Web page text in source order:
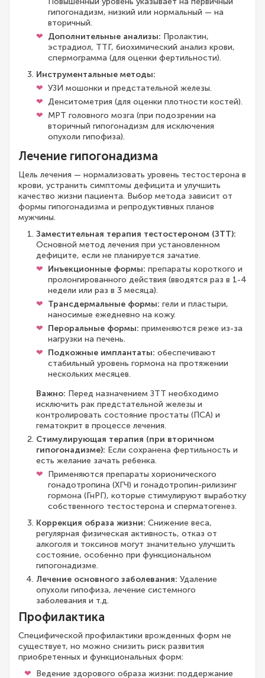
гипогонадизм, низкий или нормальный — на
вторичный.
Дополнительные анализы: Пролактин,
эстрадиол, ТТГ, биохимический анализ крови,
спермограмма (для оценки фертильности).
Инструментальные методы:
УЗИ мошонки и предстательной железы.
Денситометрия (для оценки плотности костей).
МРТ головного мозга (при подозрении на
вторичный гипогонадизм для исключения
опухоли гипофиза).
Лечение гипогонадизма
Цель лечения — нормализовать уровень тестостерона в
крови, устранить симптомы дефицита и улучшить
качество жизни пациента. Выбор метода зависит от
формы гипогонадизма и репродуктивных планов
мужчины.
Заместительная терапия тестостероном (ЗТТ):
Основной метод лечения при установленном
дефиците, если не планируется зачатие.
Инъекционные формы: препараты короткого и
пролонгированного действия (вводятся раз в 1-4
недели или раз в 3 месяца).
Трансдермальные формы: гели и пластыри,
наносимые ежедневно на кожу.
Пероральные формы: применяются реже из-за
нагрузки на печень.
Подкожные имплантаты: обеспечивают
стабильный уровень гормона на протяжении
нескольких месяцев.
Важно: Перед назначением ЗТТ необходимо
исключить рак предстательной железы и
контролировать состояние простаты (ПСА) и
гематокрит в процессе лечения.
Стимулирующая терапия (при вторичном
гипогонадизме): Если сохранена фертильность и
есть желание зачать ребенка.
Применяются препараты хорионического
гонадотропина (ХГЧ) и гонадотропин-рилизинг
гормона (ГнРГ), которые стимулируют выработку
собственного тестостерона и сперматогенез.
Коррекция образа жизни: Снижение веса,
регулярная физическая активность, отказ от
алкоголя и токсинов могут значительно улучшить
состояние, особенно при функциональном
гипогонадизме.
Лечение основного заболевания: Удаление
опухоли гипофиза, лечение системного
заболевания и т.д.
Профилактика
Специфической профилактики врожденных форм не
существует, но можно снизить риск развития
приобретенных и функциональных форм:
Ведение здорового образа жизни: поддержание